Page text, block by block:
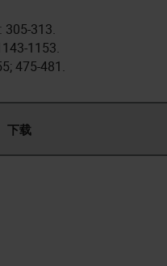
305-313.
1153.
475-481.
下载